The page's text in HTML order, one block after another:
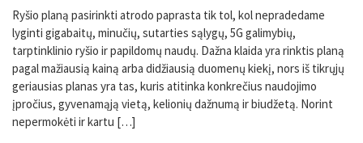
Ryšio planą pasirinkti atrodo paprasta tik tol, kol nepradedame
lyginti gigabaitų, minučių, sutarties sąlygų, 5G galimybių,
tarptinklinio ryšio ir papildomų naudų. Dažna klaida yra rinktis planą
pagal mažiausią kainą arba didžiausią duomenų kiekį, nors iš tikrųjų
geriausias planas yra tas, kuris atitinka konkrečius naudojimo
įpročius, gyvenamąją vietą, kelionių dažnumą ir biudžetą. Norint
nepermokėti ir kartu […]